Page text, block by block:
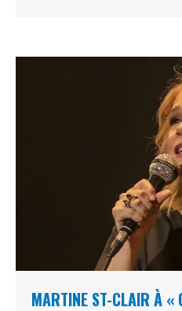
MARTINE ST-CLAIR À «